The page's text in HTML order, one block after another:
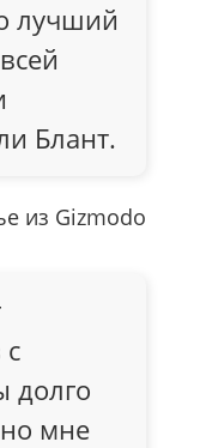
лучший
Блант.
из Gizmodo
долго
мне